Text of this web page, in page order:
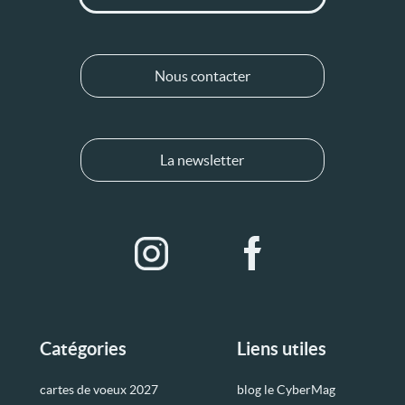
Catégories
cartes de voeux 2027
Liens utiles
blog le CyberMag
Nous contacter
La newsletter